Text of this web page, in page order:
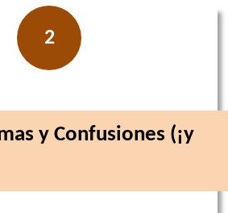
2
y Confusiones (¡y